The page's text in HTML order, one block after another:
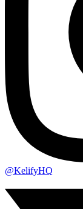
@KelifyHQ